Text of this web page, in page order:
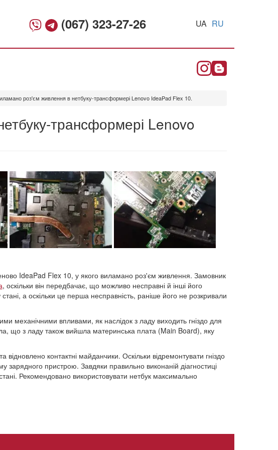
(067) 323-27-26 UA RU
роз'єм живлення в нетбуку-трансформері Lenovo IdeaPad Flex 10.
трансформері Lenovo
IdeaPad Flex 10, у якого виламано роз'єм живлення. Замовник
, оскільки він передбачає, що можливо несправні й інші його
а оскільки це перша несправність, раніше його не розкривали
механічними впливами, як наслідок з ладу виходить гніздо для
що з ладу також вийшла материнська плата (Main Board), яку
контактні майданчики. Оскільки відремонтувати гніздо
пристрою. Завдяки правильно виконаній діагностиці
Рекомендовано використовувати нетбук максимально